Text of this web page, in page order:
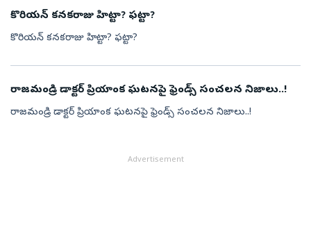
కొరియన్ కనకరాజు హిట్టా? ఫట్టా?
కొరియన్ కనకరాజు హిట్టా? ఫట్టా?
రాజమండ్రి డాక్టర్ ప్రియాంక ఘటనపై ఫ్రెండ్స్ సంచలన నిజాలు..!
రాజమండ్రి డాక్టర్ ప్రియాంక ఘటనపై ఫ్రెండ్స్ సంచలన నిజాలు..!
Advertisement